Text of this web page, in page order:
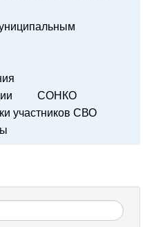
СОНКО
участников СВО